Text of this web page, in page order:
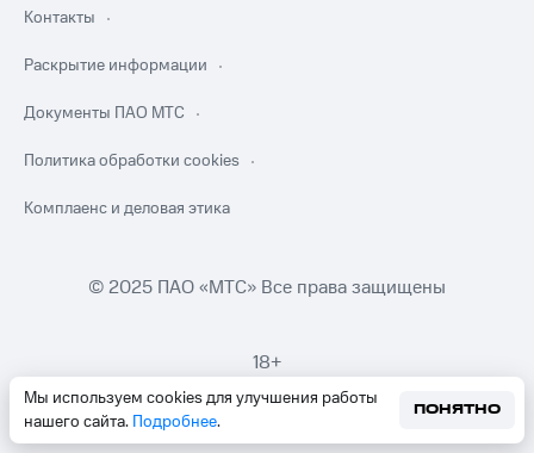
Мы используем cookies для улучшения работы
нашего сайта. Подробнее.
ПОНЯТНО
Контакты
Раскрытие информации
Документы ПАО МТС
Политика обработки cookies
Комплаенс и деловая этика
© 2025 ПАО «МТС» Все права защищены
18+